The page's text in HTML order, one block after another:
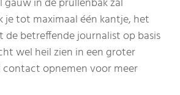
je tot maximaal één kantje, het
betreffende journalist op basis
wel heil zien in een groter
contact opnemen voor meer